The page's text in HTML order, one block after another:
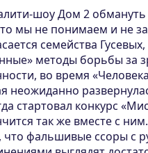
шоу Дом 2
мы не понимаем и не
семейства
методы борьбы за
во время
неожиданно
стартовал конкурс
так же вместе с
фальшивые ссоры с